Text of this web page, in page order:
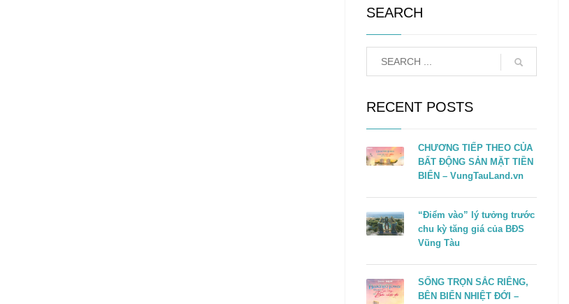
SEARCH
RECENT POSTS
CHƯƠNG TIẾP THEO CỦA
BẤT ĐỘNG SẢN MẶT TIỀN
BIỂN – VungTauLand.vn
“Điểm vào” lý tưởng trước
chu kỳ tăng giá của BĐS
Vũng Tàu
SỐNG TRỌN SẮC RIÊNG,
BÊN BIỂN NHIỆT ĐỚI –